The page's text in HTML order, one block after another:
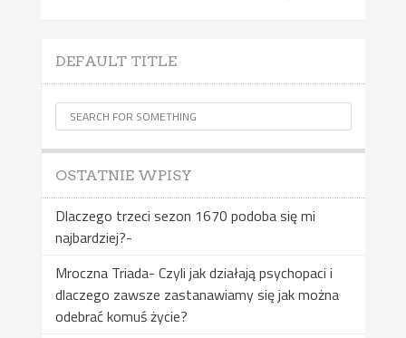
DEFAULT TITLE
OSTATNIE WPISY
Dlaczego trzeci sezon 1670 podoba się mi
najbardziej?-
Mroczna Triada- Czyli jak działają psychopaci i
dlaczego zawsze zastanawiamy się jak można
odebrać komuś życie?